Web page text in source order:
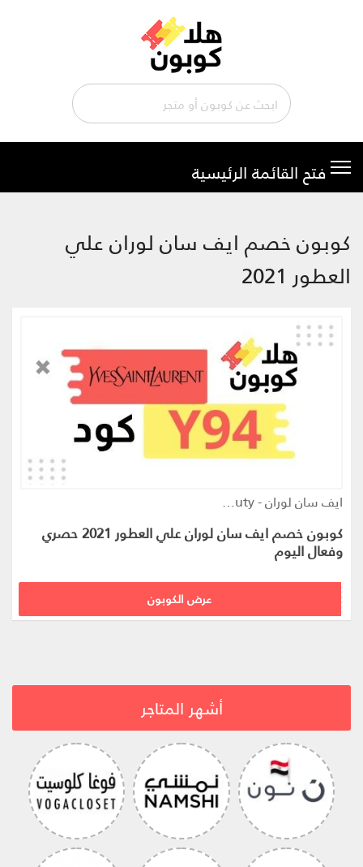
تخطي
إلى
كوبون خصم ايف سان لوران علي
العطور 2021
ايف سان لوران - ysl beauty كوبون
كوبون خصم ايف سان لوران علي العطور 2021 حصري
وفعال اليوم
عرض الكوبون
أشهر المتاجر